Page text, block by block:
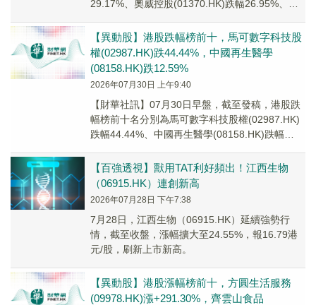
29.17%、奧威控股(01370.HK)跌幅26.95%、偉
【異動股】港股跌幅榜前十，馬可數字科技股
權(02987.HK)跌44.44%，中國再生醫學
(08158.HK)跌12.59%
2026年07月30日 上午9:40
【財華社訊】07月30日早盤，截至發稿，港股跌
幅榜前十名分別為馬可數字科技股權(02987.HK)
跌幅44.44%、中國再生醫學(08158.HK)跌幅
【百強透視】獸用TAT利好頻出！江西生物
（06915.HK）連創新高
2026年07月28日 下午7:38
7月28日，江西生物（06915.HK）延續強勢行
情，截至收盤，漲幅擴大至24.55%，報16.79港
元/股，刷新上市新高。
【異動股】港股漲幅榜前十，方圓生活服務
(09978.HK)漲+291.30%，齊雲山食品